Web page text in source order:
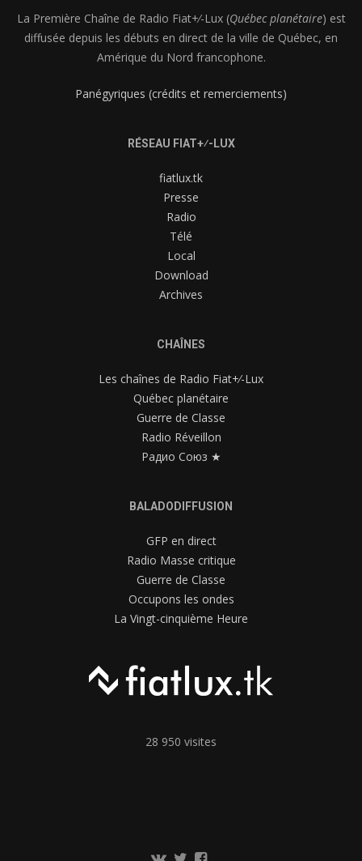
La Première Chaîne de Radio Fiat+⁄-Lux (Québec planétaire) est
diffusée depuis les débuts en direct de la ville de Québec, en
Amérique du Nord francophone.
Panégyriques (crédits et remerciements)
RÉSEAU FIAT+⁄-LUX
fiatlux.tk
Presse
Radio
Télé
Local
Download
Archives
CHAÎNES
Les chaînes de Radio Fiat+⁄-Lux
Québec planétaire
Guerre de Classe
Radio Réveillon
Радио Союз ★
BALADODIFFUSION
GFP en direct
Radio Masse critique
Guerre de Classe
Occupons les ondes
La Vingt-cinquième Heure
28 950 visites
Communauté
TwitterPage